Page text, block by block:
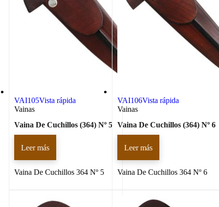
VAI105Vista rápida
Vainas
Vaina De Cuchillos (364) Nº 5
Leer más
Vaina De Cuchillos 364 Nº 5
VAI106Vista rápida
Vainas
Vaina De Cuchillos (364) Nº 6
Leer más
Vaina De Cuchillos 364 Nº 6